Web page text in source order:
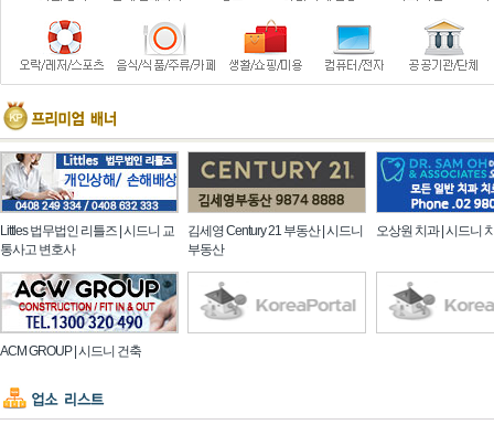
Littles 법무법인 리틀즈 | 시드니 교
통사고 변호사
김세영 Century 21 부동산 | 시드니
부동산
오상원 치과 | 시드니
ACM GROUP | 시드니 건축